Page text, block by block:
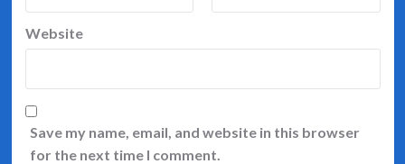
Website
Save my name, email, and website in this browser
for the next time I comment.